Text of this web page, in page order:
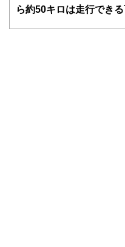
このように編集経
執筆者・監修者に
ら約50キロは走行でき